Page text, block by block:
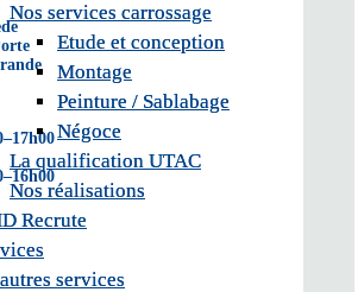
Nos services carrossage
Etude et conception
Montage
Peinture / Sablabage
Négoce
La qualification UTAC
Nos réalisations
Recrute
services
Nos services carrossage
Etude et conception
Montage
Peinture / Sablabage
Négoce
La qualification UTAC
Nos réalisations
Recrute
services